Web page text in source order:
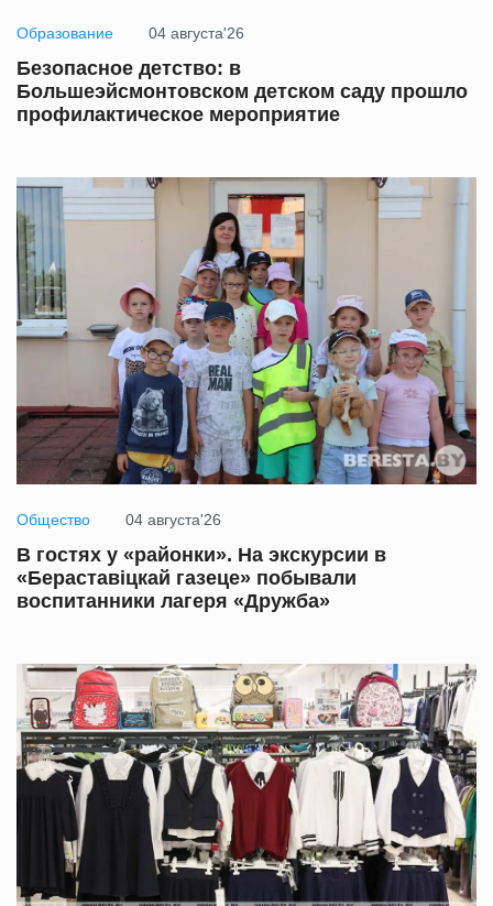
Образование 04 августа'26
Безопасное детство: в
Большеэйсмонтовском детском саду прошло
профилактическое мероприятие
Общество 04 августа'26
В гостях у «районки». На экскурсии в
«Бераставіцкай газеце» побывали
воспитанники лагеря «Дружба»